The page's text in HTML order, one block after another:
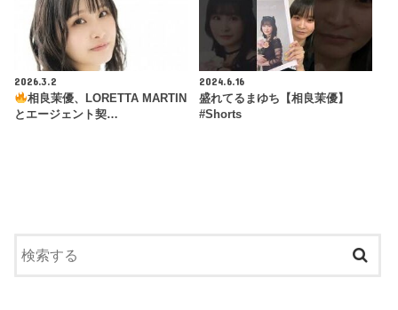
2026.3.2
相良茉優、LORETTA MARTIN
とエージェント契…
2024.6.16
盛れてるまゆち【相良茉優】
#Shorts